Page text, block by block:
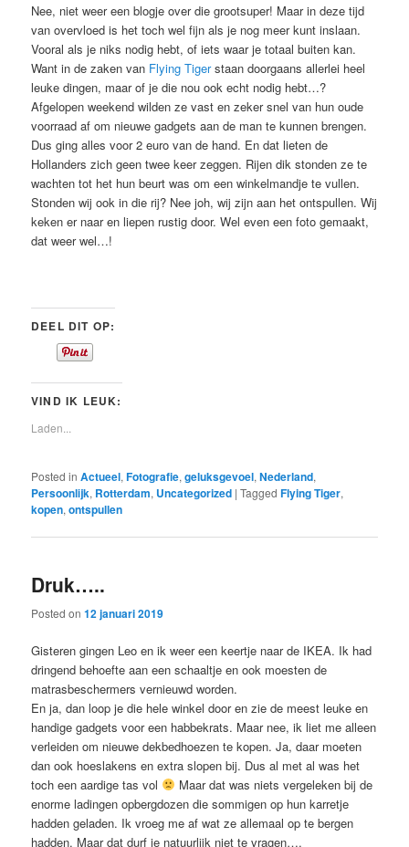
Nee, niet weer een blogje over die grootsuper! Maar in deze tijd
van overvloed is het toch wel fijn als je nog meer kunt inslaan.
Vooral als je niks nodig hebt, of iets waar je totaal buiten kan.
Want in de zaken van Flying Tigerstaan doorgaans allerlei heel
leuke dingen, maar of je die nou ook echt nodig hebt…?
Afgelopen weekend wilden ze vast en zeker snel van hun oude
voorraad af om nieuwe gadgets aan de man te kunnen brengen.
Dus ging alles voor 2 euro van de hand. En dat lieten de
Hollanders zich geen twee keer zeggen. Rijen dik stonden ze te
wachten tot het hun beurt was om een winkelmandje te vullen.
Stonden wij ook in die rij? Nee joh, wij zijn aan het ontspullen. Wij
keken er naar en liepen rustig door. Wel even een foto gemaakt,
dat weer wel…!
DEEL DIT OP:
VIND IK LEUK:
Laden...
Posted in Actueel,Fotografie,geluksgevoel,Nederland,
Persoonlijk, Rotterdam, Uncategorized |Tagged Flying Tiger,
kopen,ontspullen
Druk…..
Posted on12 januari 2019
Gisteren gingen Leo en ik weer een keertje naar de IKEA. Ik had
dringend behoefte aan een schaaltje en ook moesten de
matrasbeschermers vernieuwd worden.
En ja, dan loop je die hele winkel door en zie de meest leuke en
handige gadgets voor een habbekrats. Maar nee, ik liet me alleen
verleiden om nieuwe dekbedhoezen te kopen. Ja, daar moeten
dan ook hoeslakens en extra slopen bij. Dus al met al was het
toch een aardige tas vol
Maar dat was niets vergeleken bij de
enorme ladingen opbergdozen die sommigen op hun karretje
hadden geladen. Ik vroeg me af wat ze allemaal op te bergen
hadden. Maar dat durf je natuurlijk niet te vragen….